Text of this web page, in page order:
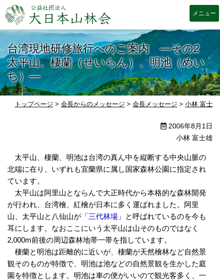
台湾現地研修旅行へのご案内 ―その2
太平山、棲蘭（せいらん）、明池（めい
ち）―
トップページ > 会長からのメッセージ > 会長メッセージ > 小林 富士雄
2006年8月1日
小林 富士雄
太平山、棲蘭、明池は台湾の真ん中を縦断する中央山脈の
北端に在り、いずれも宜蘭県に属し国家森林公園に指定され
ています。
太平山は阿里山とならんで大正時代から本格的な森林開発
が行われ、台湾檜、紅檜が日本に多く運ばれました。阿里
山、太平山と八仙山が「三代林場 」と呼ばれているのを今も
耳にします。なおここにいう太平山は山そのものではなく
2,000m前後の周辺森林地帯一帯を指しています。
棲蘭と明池は距離的に近いが、棲蘭が天然檜林など自然景
観そのものが特徴で、明池は池などの自然景観を生かした庭
園を特徴とします。明池は車の便がいいので観光客多く、一